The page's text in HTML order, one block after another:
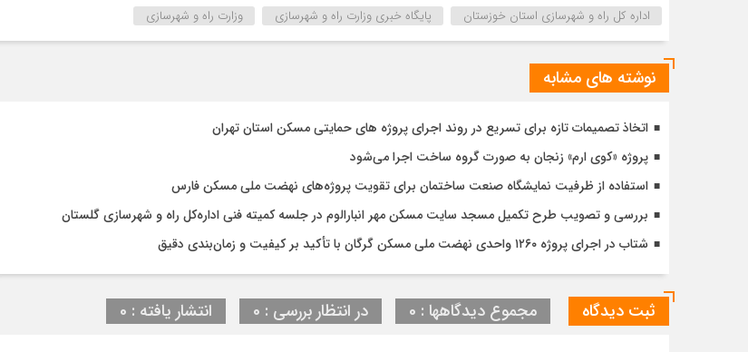
اداره كل راه و شهرسازي استان خوزستان پایگاه خبری وزارت راه و شهرسازی وزارت راه و شهرسازی
نوشته های مشابه
اتخاذ تصمیمات تازه برای تسریع در روند اجرای پروژه های حمایتی مسکن استان تهران
پروژه «کوی ارم» زنجان به صورت گروه ساخت اجرا می‌شود
استفاده از ظرفیت نمایشگاه صنعت ساختمان برای تقویت پروژه‌های نهضت ملی مسکن فارس
بررسی و تصویب طرح تکمیل مسجد سایت مسکن مهر انبارالوم در جلسه کمیته فنی اداره‌کل راه و شهرسازی گلستان
شتاب در اجرای پروژه ۱۲۶۰ واحدی نهضت ملی مسکن گرگان با تأکید بر کیفیت و زمان‌بندی دقیق
ثبت دیدگاه مجموع دیدگاهها : 0 در انتظار بررسی : 0 انتشار یافته : 0